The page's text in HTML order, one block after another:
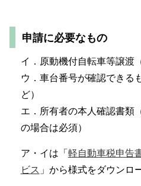
申請に必要なもの
イ．原動機付自転車等譲渡
ウ．車台番号が確認できる
ど）
エ．所有者の本人確認書類
の場合は必須）
ア・イは「 軽自動車税申告
ビス 」から様式をダウンロ